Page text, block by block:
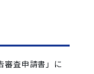
審査申請書 」に